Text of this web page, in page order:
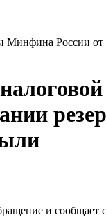
России от
и сообщает